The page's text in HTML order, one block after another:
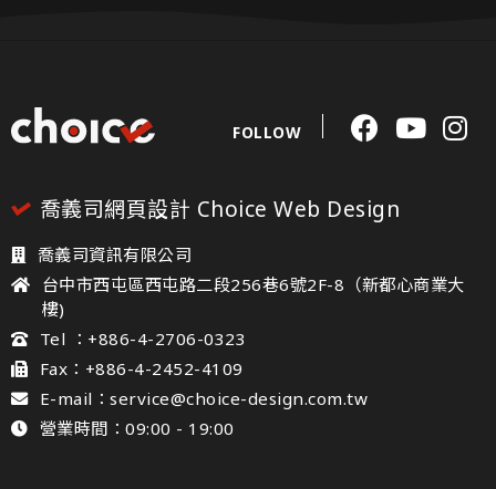
FOLLOW
喬義司網頁設計 Choice Web Design
喬義司資訊有限公司
台中市西屯區西屯路二段256巷6號2F-8（新都心商業大
樓)
Tel ：+886-4-2706-0323
Fax：+886-4-2452-4109
E-mail：service@choice-design.com.tw
營業時間：09:00 - 19:00